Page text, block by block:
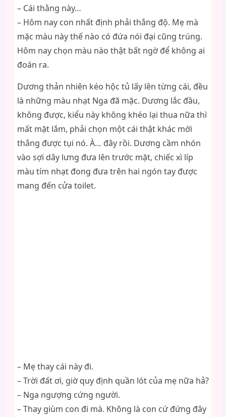
– Cái thằng này…
– Hôm nay con nhất định phải thắng độ. Mẹ mà
mặc màu này thế nào có đứa nói đại cũng trúng.
Hôm nay chọn màu nào thật bất ngờ để không ai
đoán ra.
Dương thản nhiên kéo hộc tủ lấy lên từng cái, đều
là những màu nhạt Nga đã mặc. Dương lắc đầu,
không được, kiểu này không khéo lại thua nữa thì
mất mặt lắm, phải chọn một cái thật khác mới
thắng được tụi nó. À… đây rồi. Dương cầm nhón
vào sợi dây lưng đưa lên trước mặt, chiếc xì líp
màu tím nhạt đong đưa trên hai ngón tay được
mang đến cửa toilet.
– Mẹ thay cái này đi.
– Trời đất ơi, giờ quy định quần lót của mẹ nữa hả?
– Nga ngượng cứng người.
– Thay giùm con đi mà. Không là con cứ đứng đây